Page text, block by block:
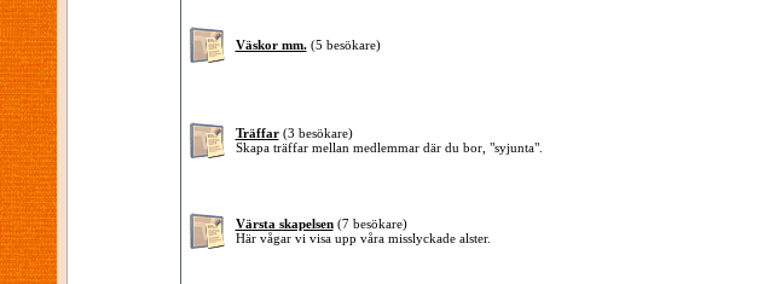
Väskor mm. (5 besökare)
Träffar (3 besökare)
Skapa träffar mellan medlemmar där du bor, "syjunta".
Värsta skapelsen (7 besökare)
Här vågar vi visa upp våra misslyckade alster.